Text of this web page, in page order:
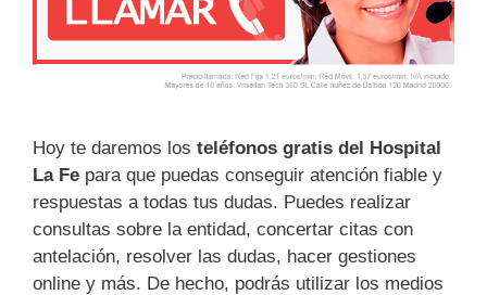
Hoy te daremos los teléfonos gratis del Hospital
La Fe para que puedas conseguir atención fiable y
respuestas a todas tus dudas. Puedes realizar
consultas sobre la entidad, concertar citas con
antelación, resolver las dudas, hacer gestiones
online y más. De hecho, podrás utilizar los medios